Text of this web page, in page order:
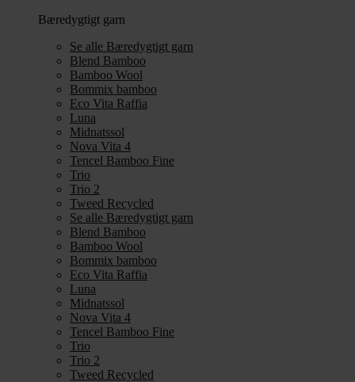
Bæredygtigt garn
Se alle Bæredygtigt garn
Blend Bamboo
Bamboo Wool
Bommix bamboo
Eco Vita Raffia
Luna
Midnatssol
Nova Vita 4
Tencel Bamboo Fine
Trio
Trio 2
Tweed Recycled
Se alle Bæredygtigt garn
Blend Bamboo
Bamboo Wool
Bommix bamboo
Eco Vita Raffia
Luna
Midnatssol
Nova Vita 4
Tencel Bamboo Fine
Trio
Trio 2
Tweed Recycled